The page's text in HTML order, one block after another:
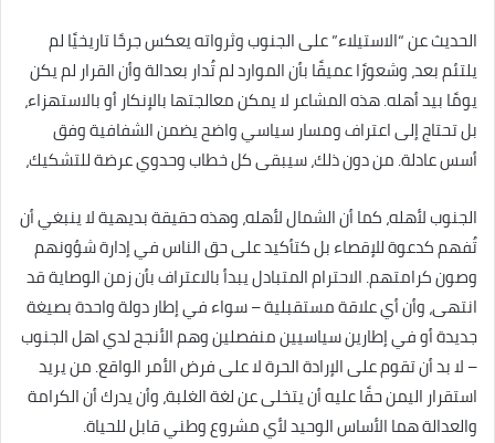
الحديث عن “الاستيلاء” على الجنوب وثرواته يعكس جرحًا تاريخيًا لم
يلتئم بعد، وشعورًا عميقًا بأن الموارد لم تُدار بعدالة وأن القرار لم يكن
يومًا بيد أهله. هذه المشاعر لا يمكن معالجتها بالإنكار أو بالاستهزاء،
بل تحتاج إلى اعتراف ومسار سياسي واضح يضمن الشفافية وفق
أسس عادلة. من دون ذلك، سيبقى كل خطاب وحدوي عرضة للتشكيك،
الجنوب لأهله، كما أن الشمال لأهله، وهذه حقيقة بديهية لا ينبغي أن
تُفهم كدعوة للإقصاء بل كتأكيد على حق الناس في إدارة شؤونهم
وصون كرامتهم. الاحترام المتبادل يبدأ بالاعتراف بأن زمن الوصاية قد
انتهى، وأن أي علاقة مستقبلية – سواء في إطار دولة واحدة بصيغة
جديدة أو في إطارين سياسيين منفصلين وهم الأنجح لدي اهل الجنوب
– لا بد أن تقوم على الإرادة الحرة لا على فرض الأمر الواقع. من يريد
استقرار اليمن حقًا عليه أن يتخلى عن لغة الغلبة، وأن يدرك أن الكرامة
والعدالة هما الأساس الوحيد لأي مشروع وطني قابل للحياة.